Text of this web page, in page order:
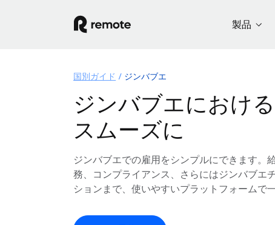
製品
国別ガイド ジンバブエ
ジンバブエにおけ
スムーズに
ジンバブエでの雇用をシンプルにできます。
務、コンプライアンス、さらにはジンバブエ
ションまで、使いやすいプラットフォームで